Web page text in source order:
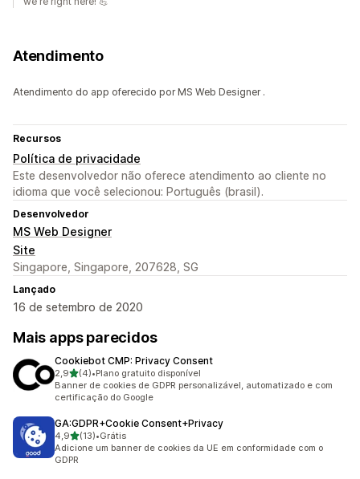
Atendimento
Atendimento do app oferecido por MS Web Designer .
Recursos
Política de privacidade
Este desenvolvedor não oferece atendimento ao cliente no
idioma que você selecionou: Português (brasil).
Desenvolvedor
MS Web Designer
Site
Singapore, Singapore, 207628, SG
Lançado
16 de setembro de 2020
Mais apps parecidos
Cookiebot CMP: Privacy Consent
2,9de 5 estrelas
(4)
4 avaliações ao todo
•Plano gratuito disponível
Banner de cookies de GDPR personalizável, automatizado e com
certificação do Google
GA:GDPR+Cookie Consent+Privacy
4,9de 5 estrelas
(13)
13 avaliações ao todo
•Grátis
Adicione um banner de cookies da UE em conformidade com o
GDPR